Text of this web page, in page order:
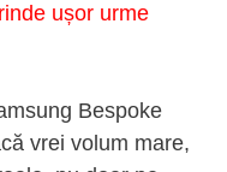
ușor urme
Bespoke
vrei volum mare,